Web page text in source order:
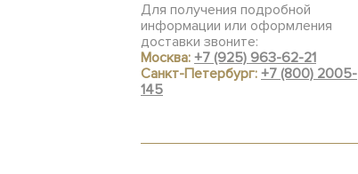
Для получения подробной
информации или оформления
доставки звоните:
Москва: +7 (925) 963-62-21
Санкт-Петербург: +7 (800) 2005-
145